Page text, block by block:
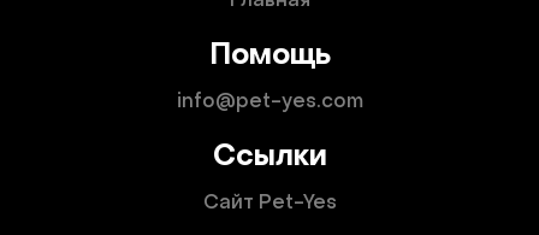
Помощь
info@pet-yes.com
Ссылки
Сайт Pet-Yes